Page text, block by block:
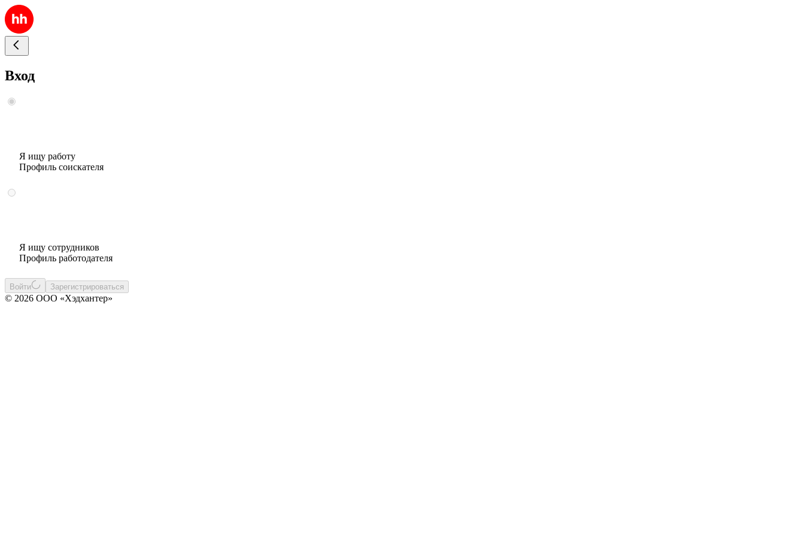
Вход
Я ищу работу
Профиль соискателя
Я ищу сотрудников
Профиль работодателя
Войти Зарегистрироваться
© 2026 ООО «Хэдхантер»